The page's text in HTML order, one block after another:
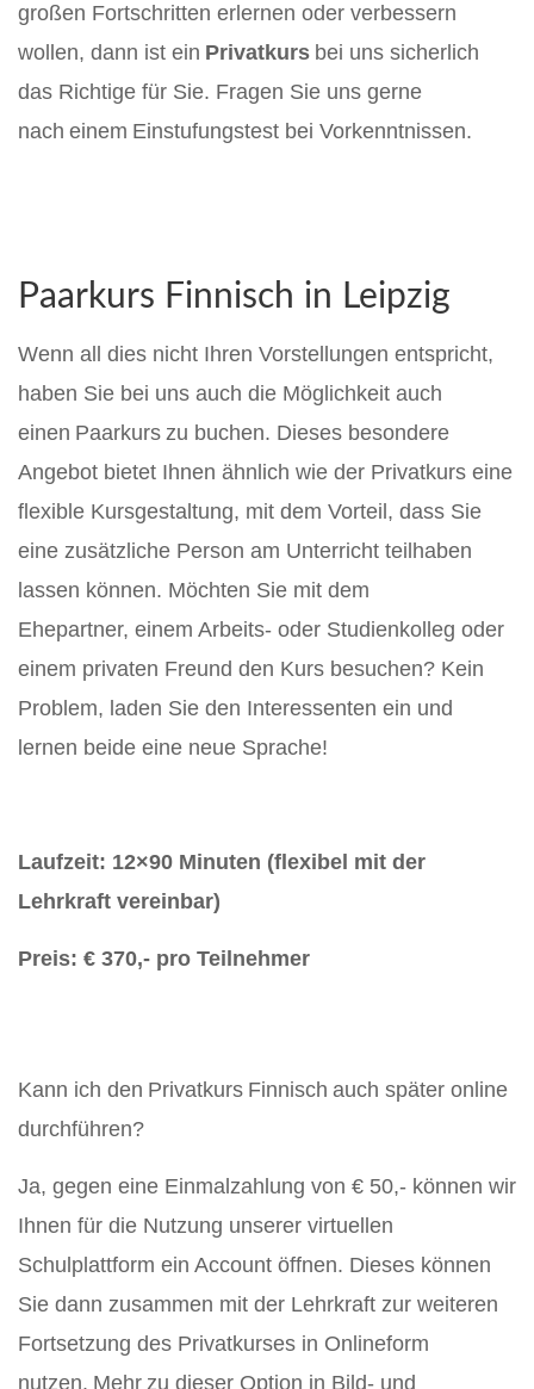
großen Fortschritten erlernen oder verbessern
wollen, dann ist ein Privatkurs bei uns sicherlich
das Richtige für Sie. Fragen Sie uns gerne
nach einem Einstufungstest bei Vorkenntnissen.
Paarkurs Finnisch in Leipzig
Wenn all dies nicht Ihren Vorstellungen entspricht,
haben Sie bei uns auch die Möglichkeit auch
einen Paarkurs zu buchen. Dieses besondere
Angebot bietet Ihnen ähnlich wie der Privatkurs eine
flexible Kursgestaltung, mit dem Vorteil, dass Sie
eine zusätzliche Person am Unterricht teilhaben
lassen können. Möchten Sie mit dem
Ehepartner, einem Arbeits- oder Studienkolleg oder
einem privaten Freund den Kurs besuchen? Kein
Problem, laden Sie den Interessenten ein und
lernen beide eine neue Sprache!
Laufzeit: 12×90 Minuten (flexibel mit der
Lehrkraft vereinbar)
Preis: € 370,- pro Teilnehmer
Kann ich den Privatkurs Finnisch auch später online
durchführen?
Ja, gegen eine Einmalzahlung von € 50,- können wir
Ihnen für die Nutzung unserer virtuellen
Schulplattform ein Account öffnen. Dieses können
Sie dann zusammen mit der Lehrkraft zur weiteren
Fortsetzung des Privatkurses in Onlineform
nutzen. Mehr zu dieser Option in Bild- und